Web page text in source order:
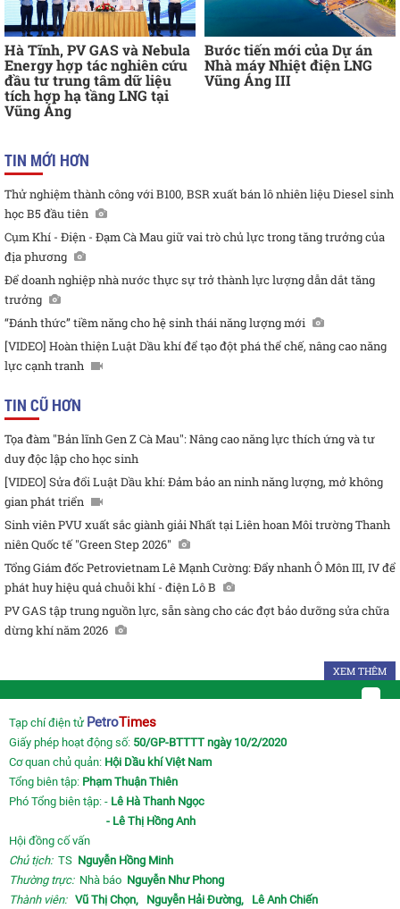
Hà Tĩnh, PV GAS và Nebula
Energy hợp tác nghiên cứu
đầu tư trung tâm dữ liệu
tích hợp hạ tầng LNG tại
Vũng Áng
Bước tiến mới của Dự án
Nhà máy Nhiệt điện LNG
Vũng Áng III
TIN MỚI HƠN
Thử nghiệm thành công với B100, BSR xuất bán lô nhiên liệu Diesel sinh
học B5 đầu tiên
Cụm Khí - Điện - Đạm Cà Mau giữ vai trò chủ lực trong tăng trưởng của
địa phương
Để doanh nghiệp nhà nước thực sự trở thành lực lượng dẫn dắt tăng
trưởng
“Đánh thức” tiềm năng cho hệ sinh thái năng lượng mới
[VIDEO] Hoàn thiện Luật Dầu khí để tạo đột phá thể chế, nâng cao năng
lực cạnh tranh
TIN CŨ HƠN
Tọa đàm "Bản lĩnh Gen Z Cà Mau": Nâng cao năng lực thích ứng và tư
duy độc lập cho học sinh
[VIDEO] Sửa đổi Luật Dầu khí: Đảm bảo an ninh năng lượng, mở không
gian phát triển
Sinh viên PVU xuất sắc giành giải Nhất tại Liên hoan Môi trường Thanh
niên Quốc tế "Green Step 2026"
Tổng Giám đốc Petrovietnam Lê Mạnh Cường: Đẩy nhanh Ô Môn III, IV để
phát huy hiệu quả chuỗi khí - điện Lô B
PV GAS tập trung nguồn lực, sẵn sàng cho các đợt bảo dưỡng sửa chữa
dừng khí năm 2026
XEM THÊM
Tạp chí điện tử PetroTimes
Giấy phép hoạt động số: 50/GP-BTTTT ngày 10/2/2020
Cơ quan chủ quản: Hội Dầu khí Việt Nam
Tổng biên tập: Phạm Thuận Thiên
Phó Tổng biên tập: - Lê Hà Thanh Ngọc
- Lê Thị Hồng Anh
Hội đồng cố vấn
Chủ tịch:TS Nguyễn Hồng Minh
Thường trực: Nhà báo Nguyễn Như Phong
Thành viên: Vũ Thị Chọn, Nguyễn Hải Đường, Lê Anh Chiến